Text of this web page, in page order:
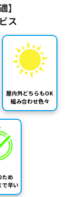
】
ス
屋内外どちらもOK
組み合わせ色々
ため
で早い